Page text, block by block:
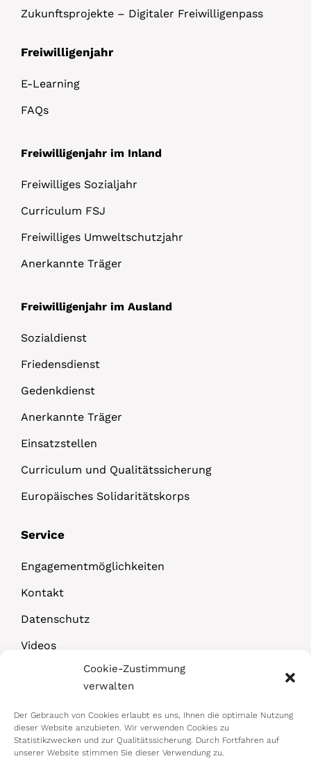
Cookie-Zustimmung
verwalten
Der Gebrauch von Cookies erlaubt es uns, Ihnen die optimale Nutzung
dieser Website anzubieten. Wir verwenden Cookies zu
Statistikzwecken und zur Qualitätssicherung. Durch Fortfahren auf
unserer Website stimmen Sie dieser Verwendung zu.
Zukunftsprojekte – Digitaler Freiwilligenpass
Freiwilligenjahr
E-Learning
FAQs
Freiwilligenjahr im Inland
Freiwilliges Sozialjahr
Curriculum FSJ
Freiwilliges Umweltschutzjahr
Anerkannte Träger
Freiwilligenjahr im Ausland
Sozialdienst
Friedensdienst
Gedenkdienst
Anerkannte Träger
Einsatzstellen
Curriculum und Qualitätssicherung
Europäisches Solidaritätskorps
Service
Engagementmöglichkeiten
Kontakt
Datenschutz
Videos